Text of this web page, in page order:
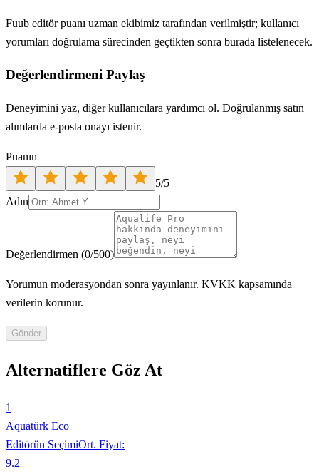
Fuub editör puanı uzman ekibimiz tarafından verilmiştir; kullanıcı
yorumları doğrulama sürecinden geçtikten sonra burada listelenecek.
Değerlendirmeni Paylaş
Deneyimini yaz, diğer kullanıcılara yardımcı ol. Doğrulanmış satın
alımlarda e-posta onayı istenir.
Puanın
5/5
Adın
Değerlendirmen (0/500)
Yorumun moderasyondan sonra yayınlanır. KVKK kapsamında
verilerin korunur.
Gönder
Alternatiflere Göz At
1
Aquatürk Eco
Editörün SeçimiOrt. Fiyat:
9.2